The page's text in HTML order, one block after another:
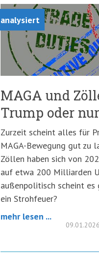
analysiert
MAGA und
Trump oder
Zurzeit scheint alles für
MAGA-Bewegung gut zu
Zöllen haben sich von
auf etwa 200 Milliarden
außenpolitisch scheint
ein Strohfeuer?
mehr lesen ...
09.01.2026